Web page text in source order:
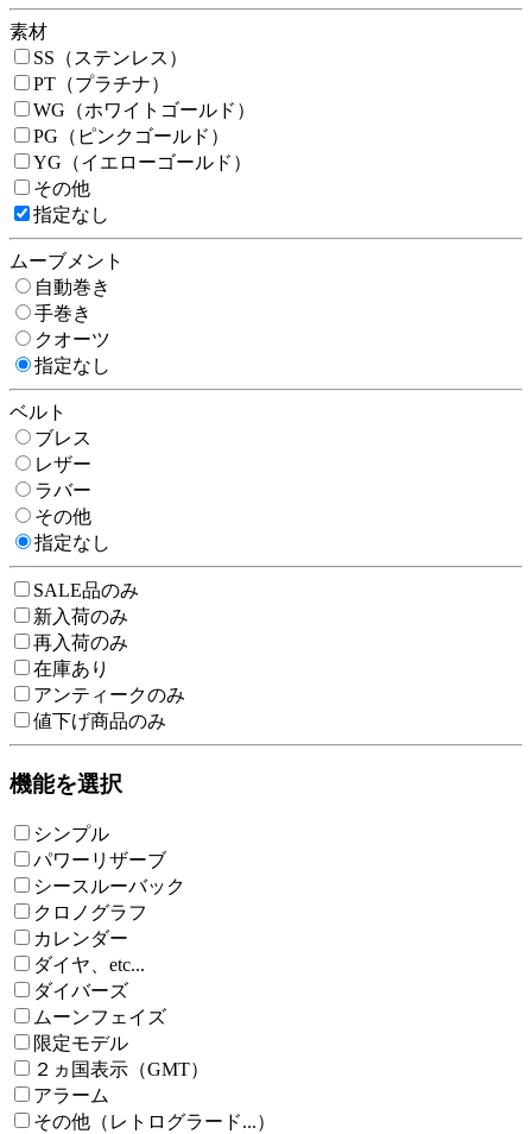
素材
SS（ステンレス）
PT（プラチナ）
WG（ホワイトゴールド）
PG（ピンクゴールド）
YG（イエローゴールド）
その他
指定なし
ムーブメント
自動巻き
手巻き
クオーツ
指定なし
ベルト
ブレス
レザー
ラバー
その他
指定なし
SALE品のみ
新入荷のみ
再入荷のみ
在庫あり
アンティークのみ
値下げ商品のみ
機能を選択
シンプル
パワーリザーブ
シースルーバック
クロノグラフ
カレンダー
ダイヤ、etc...
ダイバーズ
ムーンフェイズ
限定モデル
２ヵ国表示（GMT）
アラーム
その他（レトログラード...）